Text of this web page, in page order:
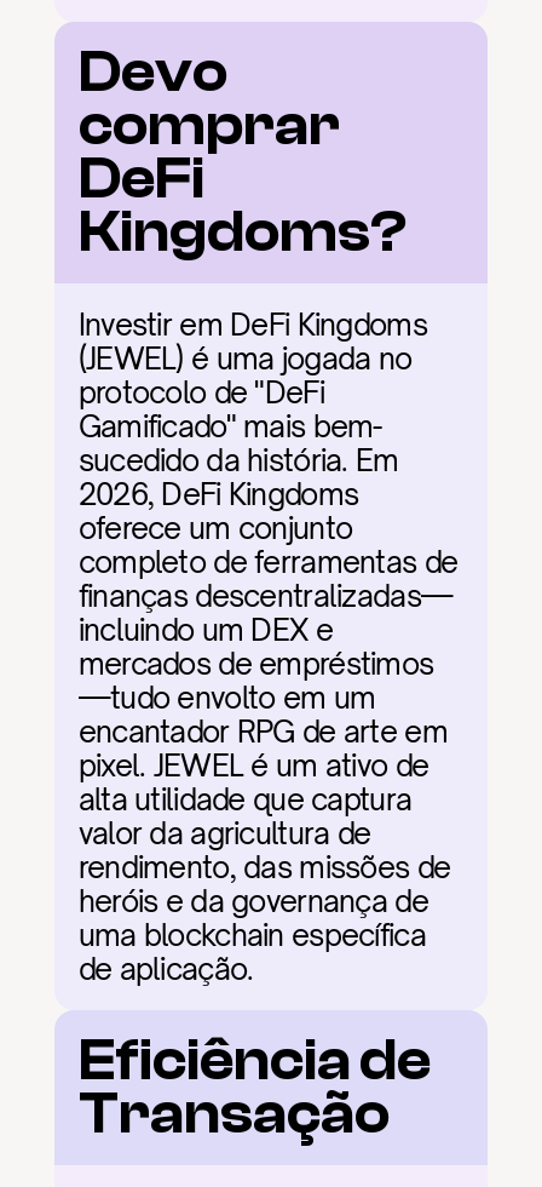
Devo
comprar
DeFi
Kingdoms?
Investir em DeFi Kingdoms
(JEWEL) é uma jogada no
protocolo de "DeFi
Gamificado" mais bem-
sucedido da história. Em
2026, DeFi Kingdoms
oferece um conjunto
completo de ferramentas de
finanças descentralizadas—
incluindo um DEX e
mercados de empréstimos
—tudo envolto em um
encantador RPG de arte em
pixel. JEWEL é um ativo de
alta utilidade que captura
valor da agricultura de
rendimento, das missões de
heróis e da governança de
uma blockchain específica
de aplicação.
Eficiência de
Transação